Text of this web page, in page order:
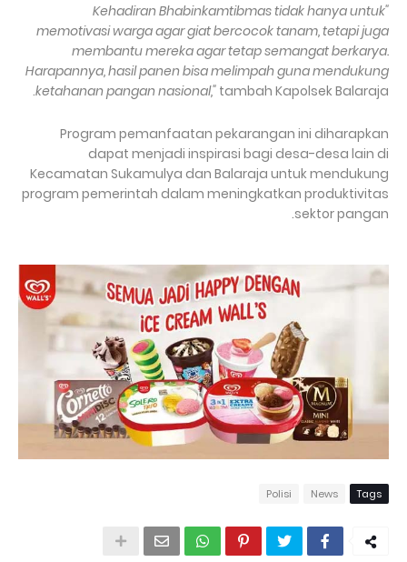
"Kehadiran Bhabinkamtibmas tidak hanya untuk
memotivasi warga agar giat bercocok tanam, tetapi juga
membantu mereka agar tetap semangat berkarya.
Harapannya, hasil panen bisa melimpah guna mendukung
ketahanan pangan nasional," tambah Kapolsek Balaraja.
Program pemanfaatan pekarangan ini diharapkan
dapat menjadi inspirasi bagi desa-desa lain di
Kecamatan Sukamulya dan Balaraja untuk mendukung
program pemerintah dalam meningkatkan produktivitas
sektor pangan.
Tags
News
Polisi